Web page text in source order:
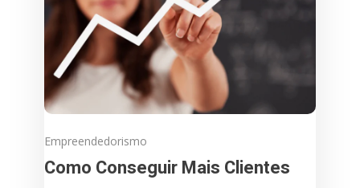
Empreendedorismo
Como Conseguir Mais Clientes